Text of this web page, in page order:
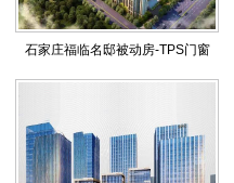
石家庄福临名邸被动房-TPS门窗